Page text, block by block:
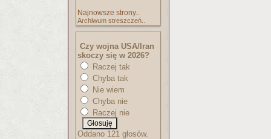
Najnowsze strony..
Archiwum streszczeń..
Czy wojna USA/Iran
skoczy się w 2026?
Raczej tak
Chyba tak
Nie wiem
Chyba nie
Raczej nie
Oddano 121 głosów.